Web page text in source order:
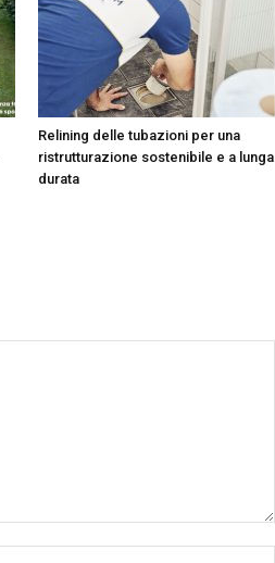
Relining delle tubazioni per una
ristrutturazione sostenibile e a lunga
durata